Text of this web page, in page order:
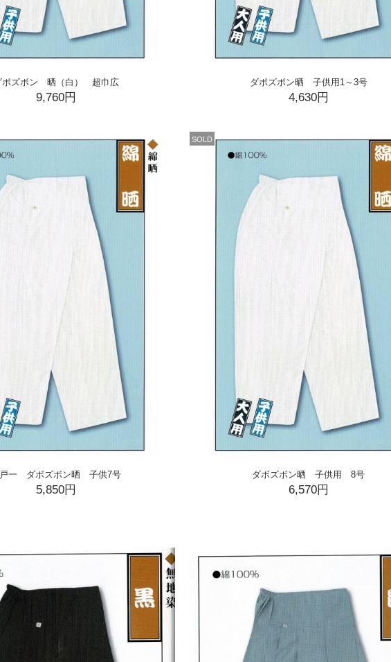
ボズボン 晒（白） 超巾広
9,760円
ダボズボン晒 子供用1～3号
4,630円
一 ダボズボン晒 子供7号
5,850円
SOLD
ダボズボン晒 子供用 8号
6,570円